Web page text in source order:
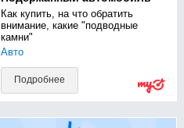
Как купить, на что обратить
внимание, какие "подводные
камни"
Авто
Подробнее